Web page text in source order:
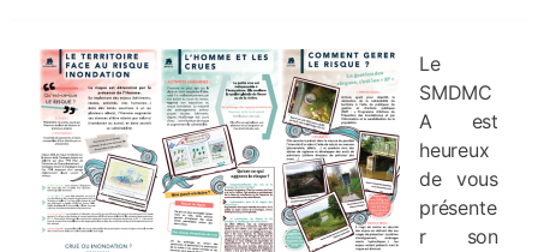
Le
SMDMC
A est
heureux
de vous
présente
r son